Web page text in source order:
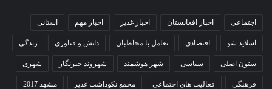
اجتماعی اخبار افغانستان اخبار غدیر اخبار مهم استانی
اسلاید شو اقتصادی تعامل با مخاطبان دانش و فناوری زندگی
ستون اصلی سیاسی شهر هوشمند شهروند خبرنگار شهری
فرهنگی فعالیت های اجتماعی مجمع نکوداشت غدیر مشهد 2017